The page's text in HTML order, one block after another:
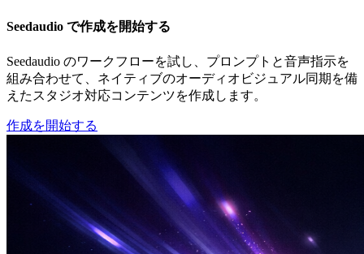
Seedaudio で作成を開始する
Seedaudio のワークフローを試し、プロンプトと音声指示を
組み合わせて、ネイティブのオーディオビジュアル同期を備
えたスタジオ対応コンテンツを作成します。
作成を開始する